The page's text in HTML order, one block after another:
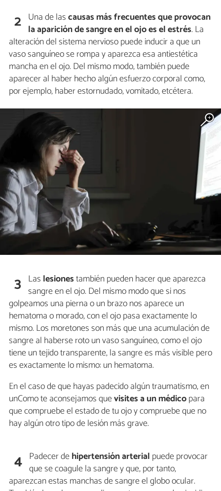
2 Una de lascausas más frecuentes que provocan
la aparición de sangre en el ojo es el estrés. La
alteración del sistema nervioso puede inducir a que un
vaso sanguíneo se rompa y aparezca esa antiestética
mancha en el ojo. Del mismo modo, también puede
aparecer al haber hecho algún esfuerzo corporal como,
por ejemplo, haber estornudado, vomitado, etcétera.
3 Las lesionestambién pueden hacer que aparezca
sangre en el ojo. Del mismo modo que si nos
golpeamos una pierna o un brazo nos aparece un
hematoma o morado, con el ojo pasa exactamente lo
mismo. Los moretones son más que una acumulación de
sangre al haberse roto un vaso sanguíneo, como el ojo
tiene un tejido transparente, la sangre es más visible pero
es exactamente lo mismo: un hematoma.
En el caso de que hayas padecido algún traumatismo, en
unComo te aconsejamos quevisites a un médicopara
que compruebe el estado de tu ojo y compruebe que no
hay algún otro tipo de lesión más grave.
4 Padecer dehipertensión arterial puede provocar
que se coagule la sangre y que, por tanto,
aparezcan estas manchas de sangre el globo ocular.